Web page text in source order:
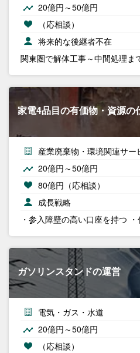
20億円～50億円
（応相談）
将来的な後継者不在
関東圏で解体工事～中間処理ま
家電4品目の有価物・資源の
産業廃棄物・環境関連サー
20億円～50億円
80億円（応相談）
成長戦略
・参入障壁の高い口座を持つ
ガソリンスタンドの運営
電気・ガス・水道
20億円～50億円
（応相談）